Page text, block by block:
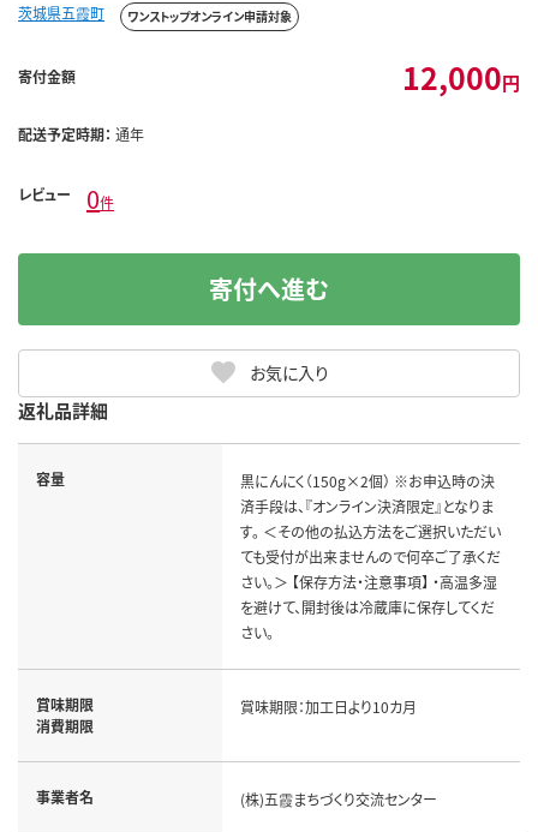
茨城県五霞町 ワンストップオンライン申請対象
寄付金額 12,000円
配送予定時期： 通年
レビュー 0件
お気に入り
寄付へ進む
返礼品詳細
容量
黒にんにく（150g×2個） ※お申込時の決
済手段は、『オンライン決済限定』となりま
す。 ＜その他の払込方法をご選択いただい
ても受付が出来ませんので何卒ご了承くだ
さい。＞ 【保存方法・注意事項】 ・高温多湿
を避けて、開封後は冷蔵庫に保存してくだ
さい。
賞味期限
消費期限
賞味期限：加工日より10カ月
事業者名 (株)五霞まちづくり交流センター